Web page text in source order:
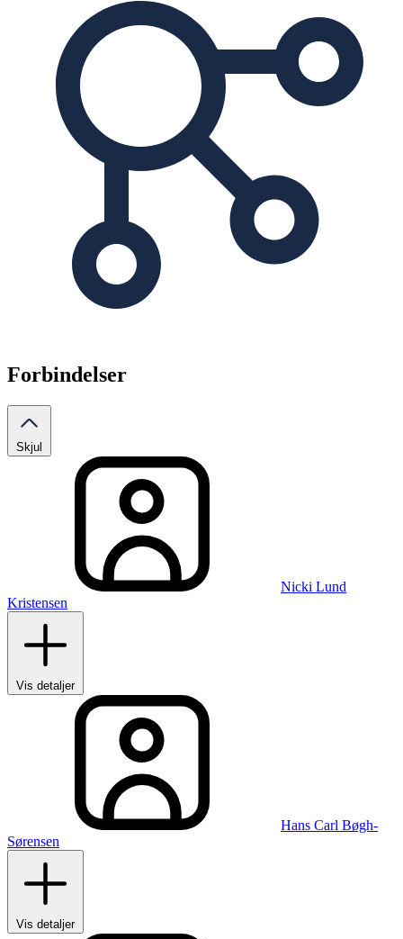
Forbindelser
Skjul
Nicki Lund
Kristensen
Vis detaljer
Hans Carl Bøgh-
Sørensen
Vis detaljer